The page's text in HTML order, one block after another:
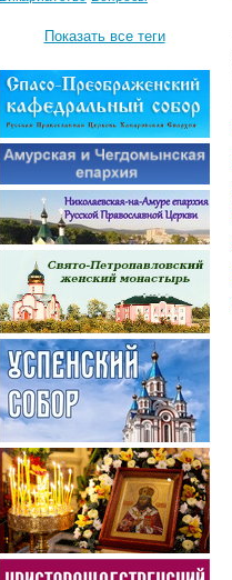
Показать все теги